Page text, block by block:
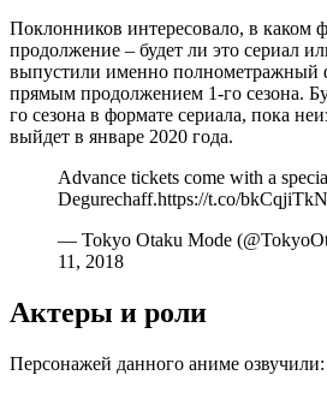
Поклонников интересовало, в каком
продолжение – будет ли это сериал
выпустили именно полнометражный
прямым продолжением 1-го сезона.
го сезона в формате сериала, пока
выйдет в январе 2020 года.
Advance tickets come with a
Degurechaff.https://t.co/
— Tokyo Otaku Mode
11, 2018
Актеры и роли
Персонажей данного аниме озвучили: